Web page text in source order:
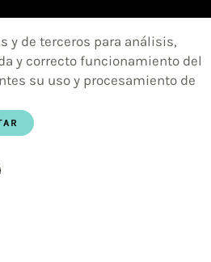
y de terceros para análisis,
y correcto funcionamiento del
su uso y procesamiento de